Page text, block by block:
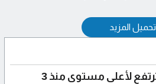
تحميل المزيد
أسعار الغذاء العالمية ترتفع لأعلى مستوى منذ 3